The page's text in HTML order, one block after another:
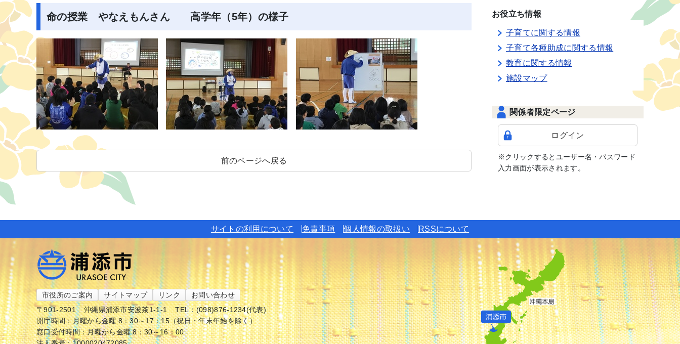
命の授業 やなえもんさん 高学年（5年）の様子
前のページへ戻る
お役立ち情報
子育てに関する情報
子育て各種助成に関する情報
教育に関する情報
施設マップ
関係者限定ページ
ログイン
※クリックするとユーザー名・パスワード
入力画面が表示されます。
サイトの利用について 免責事項 個人情報の取扱い RSSについて
市役所のご案内 サイトマップ リンク
お問い合わせ
〒901-2501
沖縄県浦添市安波茶1-1-1
TEL：(098)876-1234(代表)
開庁時間：月曜から金曜 8：30～17：15（祝日・年末年始を除く）
窓口受付時間：月曜から金曜 8：30～16：00